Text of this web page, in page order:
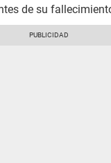
de su